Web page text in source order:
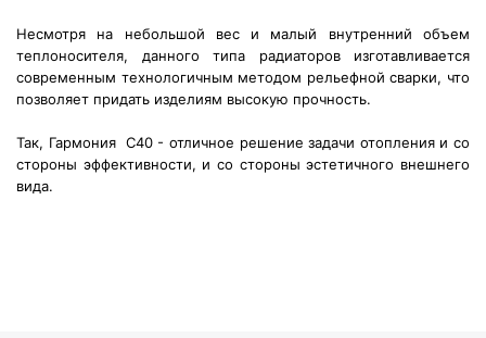
Несмотря на небольшой вес и малый внутренний объем
теплоносителя, данного типа радиаторов изготавливается
современным технологичным методом рельефной сварки, что
позволяет придать изделиям высокую прочность.
Так, Гармония С40 - отличное решение задачи отопления и со
стороны эффективности, и со стороны эстетичного внешнего
вида.